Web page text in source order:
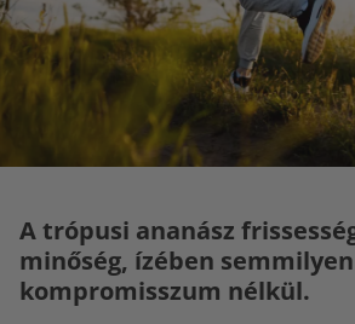
A trópusi ananász
minőség, ízében semmilyen
kompromisszum nélkül.